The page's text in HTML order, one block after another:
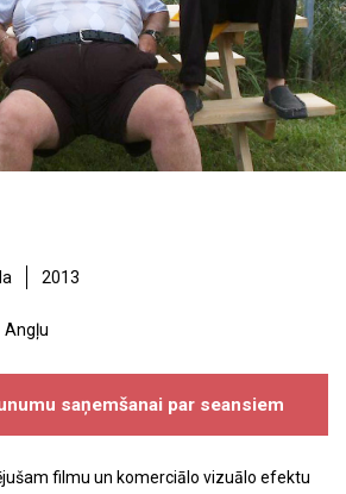
2013
Angļu
saņemšanai par seansiem
filmu un komerciālo vizuālo efektu